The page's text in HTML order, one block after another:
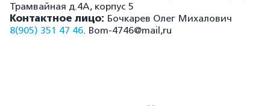
Трамвайная д.4А, корпус 5
Контактное лицо: Бочкарев Олег Михалович
8(905) 351 47 46. Bom-4746@mail,ru